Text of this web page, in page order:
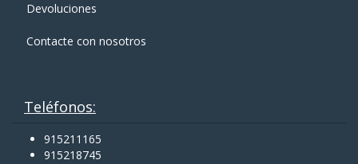
Devoluciones
Contacte con nosotros
Teléfonos:
915211165
915218745